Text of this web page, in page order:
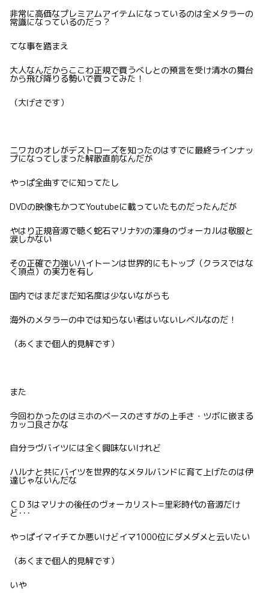
非常に高価なプレミアムアイテムになっているのは全メタラーの
常識になっているのだっ？
てな事を踏まえ
大人なんだからここわ正規で買うべしとの預言を受け清水の舞台
から飛び降りる勢いで買ってみた！
（大げさです）
ニワカのオレがデストローズを知ったのはすでに最終ラインナッ
プになってしまった解散直前なんだが
やっぱ全曲すでに知ってたし
DVDの映像もかつてYoutubeに載っていたものだったんだが
やはり正規音源で聴く蛇石マリナﾀﾝの渾身のヴォーカルは敬服と
涙しかない
その正確で力強いハイトーンは世界的にもトップ（クラスではな
く頂点）の実力を有し
国内ではまだまだ知名度は少ないながらも
海外のメタラーの中では知らない者はいないレベルなのだ！
（あくまで個人的見解です）
また
今回わかったのはミホのベースのさすがの上手さ・ツボに嵌まる
カッコ良さかな
自分ラヴバイツには全く興味ないけれど
ハルナと共にバイツを世界的なメタルバンドに育て上げたのは伊
達じゃないんだな
ＣＤ3はマリナの後任のヴォーカリスト=里彩時代の音源だけ
ど･･･
やっぱイマイチてか悪いけどイマ1000位にダメダメと云いたい
（あくまで個人的見解です）
いや